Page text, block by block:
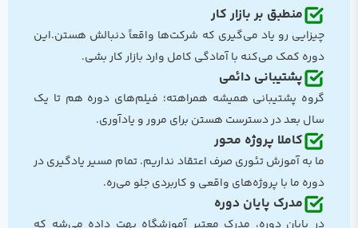
منطبق بر بازار کار
چیزایی رو یاد می‌گیری که شرکت‌ها واقعاً دنبالش هستن.این
دوره کمک می‌کنه با آمادگی کامل وارد بازار کار بشی.
پشتیبانی دائمی
گروه پشتیبانی همیشه همراهته؛ فیلم‌های دوره هم تا یک
سال بعد در دسترست هستن برای مرور و یادآوری.
کاملا پروژه محور
ما به آموزش تئوری صرف اعتقاد نداریم. تمام مسیر یادگیری در
دوره ما با پروژه‌های واقعی و کاربردی جلو می‌ره.
مدرک پایان دوره